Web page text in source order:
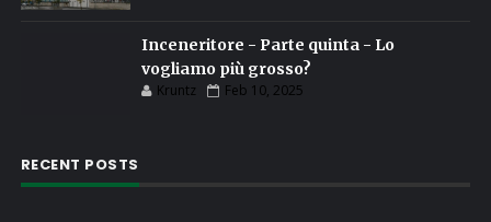
Inceneritore - Parte quinta - Lo
vogliamo più grosso?
Kruntz Feb 10, 2025
RECENT POSTS